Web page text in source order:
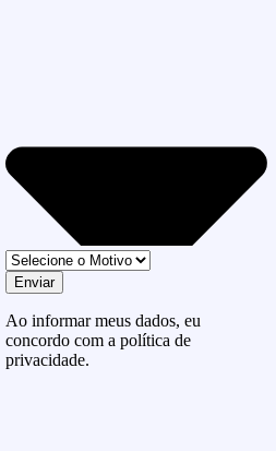
Enviar
Ao informar meus dados, eu
concordo com a política de
privacidade.